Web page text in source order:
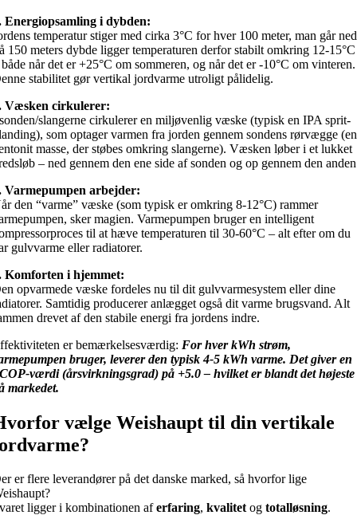
Energiopsamling i dybden:
temperatur stiger med cirka 3°C for hver 100 meter, man går
150 meters dybde ligger temperaturen derfor stabilt omkring 12-15°C
når det er +25°C om sommeren, og når det er -10°C om vinteren.
stabilitet gør vertikal jordvarme utroligt pålidelig.
Væsken cirkulerer:
slangerne cirkulerer en miljøvenlig væske (typisk en IPA sprit-
som optager varmen fra jorden gennem sondens rørvægge (en
masse, der støbes omkring slangerne). Væsken løber i et lukket
– ned gennem den ene side af sonden og op gennem den
Varmepumpen arbejder:
den “varme” væske (som typisk er omkring 8-12°C) rammer
sker magien. Varmepumpen bruger en intelligent
til at hæve temperaturen til 30-60°C – alt efter om du
gulvvarme eller radiatorer.
Komforten i hjemmet:
opvarmede væske fordeles nu til dit gulvvarmesystem eller dine
Samtidig producerer anlægget også dit varme brugsvand. Alt
drevet af den stabile energi fra jordens indre.
er bemærkelsesværdig: For hver kWh strøm,
bruger, leverer den typisk 4-5 kWh varme. Det giver en
værdi (årsvirkningsgrad) på +5.0 – hvilket er blandt det højeste
markedet.
vælge Weishaupt til din vertikale
er flere leverandører på det danske marked, så hvorfor lige
ligger i kombinationen aferfaring,kvalitet ogtotalløsning.